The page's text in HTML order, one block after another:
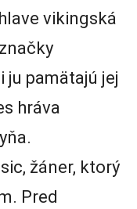
vikingská
ju pamätajú jej
hráva
žáner, ktorý
Pred